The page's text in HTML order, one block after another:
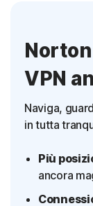
VPN
Naviga,
in tutta
Più
ancora